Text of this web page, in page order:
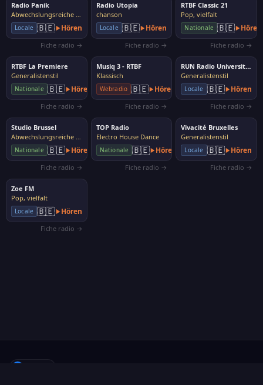
Radio Panik
Abwechslungsreiche Musik
Locale 🇧🇪 Hören
Fiche radio →
Radio Utopia
chanson
Locale 🇧🇪 Hören
Fiche radio →
RTBF Classic 21
Pop, vielfalt
Nationale 🇧🇪 Hören
Fiche radio →
RTBF La Premiere
Generalistenstil
Nationale 🇧🇪 Hören
Fiche radio →
Musiq 3 - RTBF
Klassisch
Webradio 🇧🇪 Hören
Fiche radio →
RUN Radio Universitaire Namuroise
Generalistenstil
Locale 🇧🇪 Hören
Fiche radio →
Studio Brussel
Abwechslungsreiche Musik
Nationale 🇧🇪 Hören
Fiche radio →
TOP Radio
Electro House Dance
Nationale 🇧🇪 Hören
Fiche radio →
Vivacité Bruxelles
Generalistenstil
Locale 🇧🇪 Hören
Fiche radio →
Zoe FM
Pop, vielfalt
Locale 🇧🇪 Hören
Fiche radio →